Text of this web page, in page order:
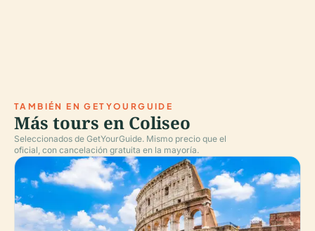
TAMBIÉN EN GETYOURGUIDE
Más tours en Coliseo
Seleccionados de GetYourGuide. Mismo precio que el
oficial, con cancelación gratuita en la mayoría.